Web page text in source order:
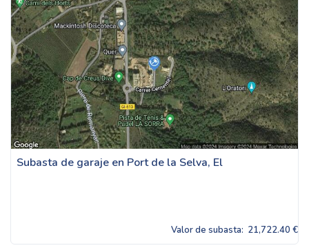
Subasta de garaje en Port de la Selva, El
Valor de subasta: 21,722.40 €